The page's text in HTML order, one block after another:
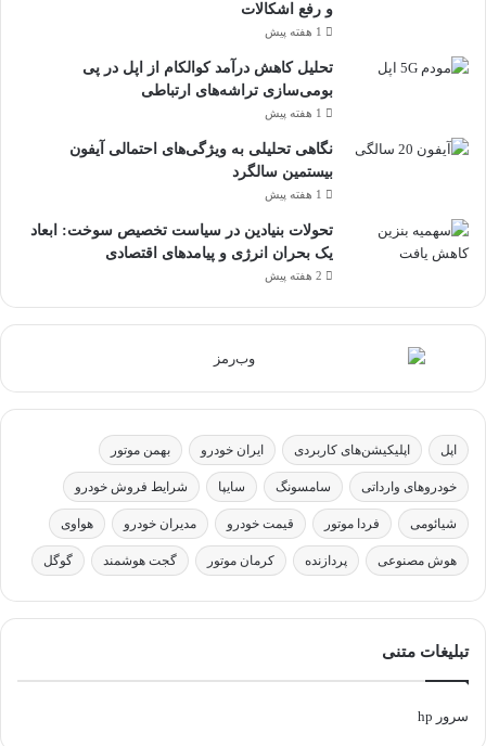
و رفع اشکالات
1 هفته پیش
تحلیل کاهش درآمد کوالکام از اپل در پی
بومی‌سازی تراشه‌های ارتباطی
1 هفته پیش
نگاهی تحلیلی به ویژگی‌های احتمالی آیفون
بیستمین سالگرد
1 هفته پیش
تحولات بنیادین در سیاست تخصیص سوخت: ابعاد
یک بحران انرژی و پیامدهای اقتصادی
2 هفته پیش
اپل اپلیکیشن‌های کاربردی ایران خودرو بهمن موتور
خودروهای وارداتی سامسونگ سایپا شرایط فروش خودرو
شیائومی فردا موتور قیمت خودرو مدیران خودرو هواوی
هوش مصنوعی پردازنده کرمان موتور گجت هوشمند گوگل
تبلیغات متنی
سرور hp